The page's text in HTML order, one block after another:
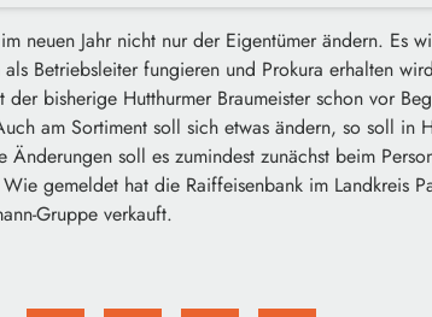
neuen Jahr nicht nur der Eigentümer ändern. Es
Betriebsleiter fungieren und Prokura erhalten
bisherige Hutthurmer Braumeister schon vor
am Sortiment soll sich etwas ändern, so soll in
soll es zumindest zunächst beim
gemeldet hat die Raiffeisenbank im Landkreis
Gruppe verkauft.